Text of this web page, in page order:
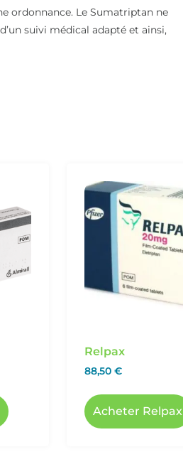
ordonnance. Le Sumatriptan ne
suivi médical adapté et ainsi,
Relpax
88,50 €
Acheter Relpax